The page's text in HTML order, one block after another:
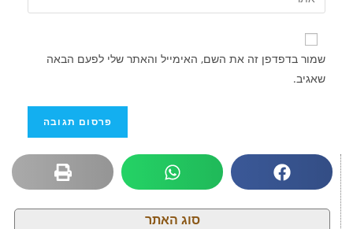
שמור בדפדפן זה את השם, האימייל והאתר שלי לפעם הבאה
שאגיב.
סוג האתר